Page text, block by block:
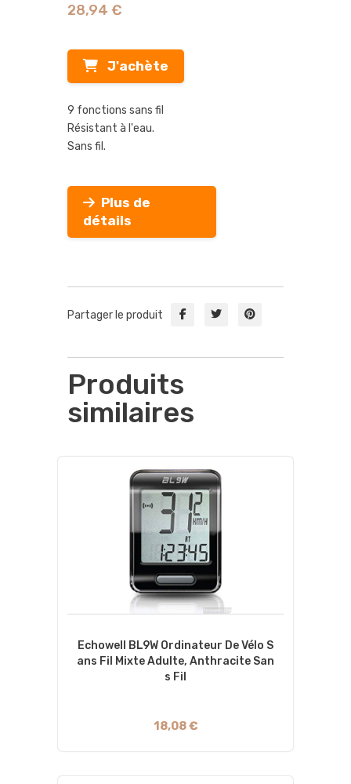
28,94 €
J'achète
9 fonctions sans fil
Résistant à l'eau.
Sans fil.
Plus de
détails
Partager le produit
Produits
similaires
Echowell BL9W Ordinateur De Vélo S
Ans Fil Mixte Adulte, Anthracite San
S Fil
18,08 €